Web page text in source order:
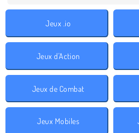
Jeux .io
Jeux d'Action
Jeux de Combat
Jeux Mobiles